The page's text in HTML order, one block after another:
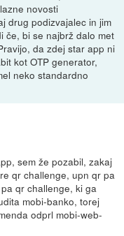
novosti
drug podizvajalec in jim
če, bi se najbrž dalo met
da zdej star app ni
kot OTP generator,
neko standardno
sem že pozabil, zakaj
qr challenge, upn qr pa
qr challenge, ki ga
mobi-banko, torej
odprl mobi-web-